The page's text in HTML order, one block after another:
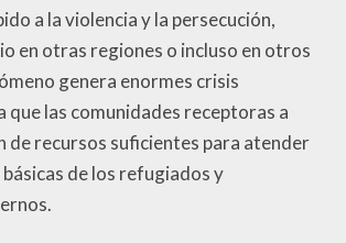
a la violencia y la persecución,
en otras regiones o incluso en otros
genera enormes crisis
que las comunidades receptoras a
de recursos suficientes para atender
de los refugiados y